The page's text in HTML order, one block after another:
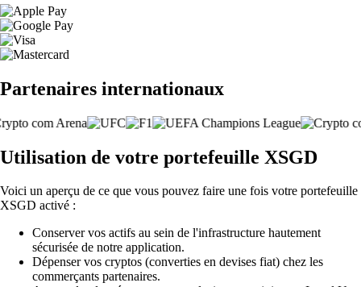
Partenaires internationaux
Utilisation de votre portefeuille XSGD
Voici un aperçu de ce que vous pouvez faire une fois votre portefeuille
XSGD activé :
Conserver vos actifs au sein de l'infrastructure hautement
sécurisée de notre application.
Dépenser vos cryptos (converties en devises fiat) chez les
commerçants partenaires.